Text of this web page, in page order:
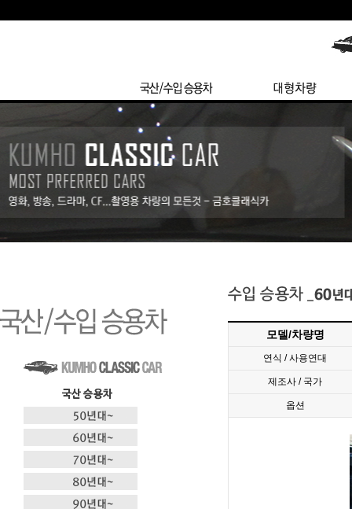
모델/차량명
연식 / 사용연대
제조사 / 국가
옵션